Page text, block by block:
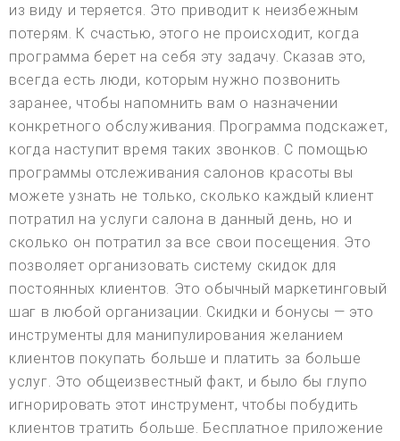
из виду и теряется. Это приводит к неизбежным
потерям. К счастью, этого не происходит, когда
программа берет на себя эту задачу. Сказав это,
всегда есть люди, которым нужно позвонить
заранее, чтобы напомнить вам о назначении
конкретного обслуживания. Программа подскажет,
когда наступит время таких звонков. С помощью
программы отслеживания салонов красоты вы
можете узнать не только, сколько каждый клиент
потратил на услуги салона в данный день, но и
сколько он потратил за все свои посещения. Это
позволяет организовать систему скидок для
постоянных клиентов. Это обычный маркетинговый
шаг в любой организации. Скидки и бонусы — это
инструменты для манипулирования желанием
клиентов покупать больше и платить за больше
услуг. Это общеизвестный факт, и было бы глупо
игнорировать этот инструмент, чтобы побудить
клиентов тратить больше. Бесплатное приложение